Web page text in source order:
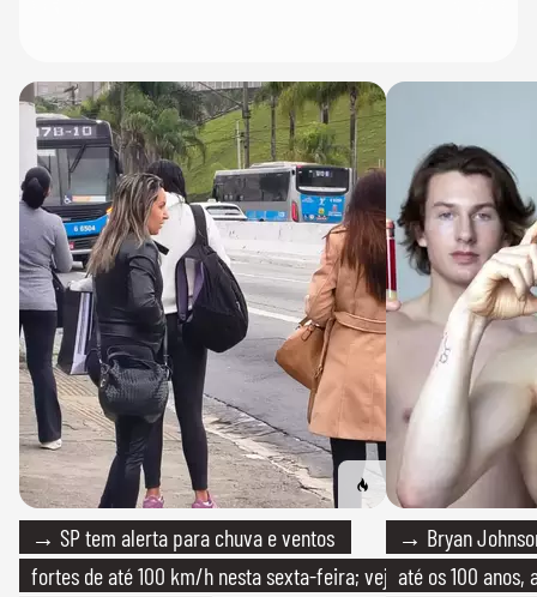
→ SP tem alerta para chuva e ventos
fortes de até 100 km/h nesta sexta-feira; veja
→ Bryan
até os 100